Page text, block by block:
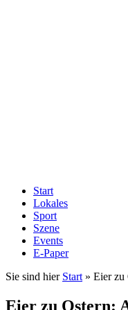
Start
Lokales
Sport
Szene
Events
E-Paper
Sie sind hier Start » Eier zu
Eier zu Ostern: